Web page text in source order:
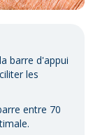
barre d'appui
les
entre 70